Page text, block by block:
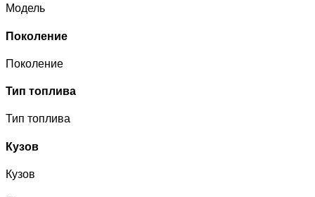
Модель
Поколение
Поколение
Тип топлива
Тип топлива
Кузов
Кузов